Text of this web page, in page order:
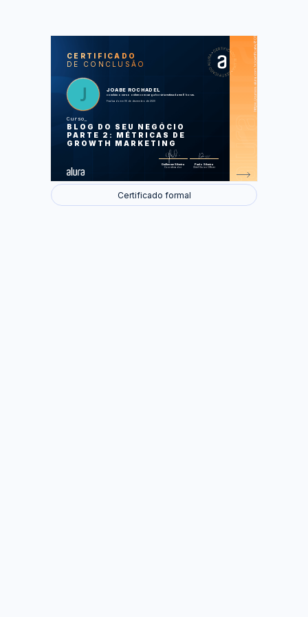
CERTIFICADO
DE CONCLUSÃO
JOABE ROCHADEL
concluiu o curso online com carga horária estimada em 6 horas.
Finalizado em 05 de dezembro de 2020
Curso
BLOG DO SEU NEGÓCIO
PARTE 2: MÉTRICAS DE
GROWTH MARKETING
Guilherme Silveira
Coordenador
Paulo Silveira
Chief Vision Officer
https://cursos.alura.com.br/certificate/80159cc1-8dfe-4723-9401-4f7dea2330fb
LAS
Métricas com Google Analytics
Fórmulas incríveis para escrever
Certificado formal